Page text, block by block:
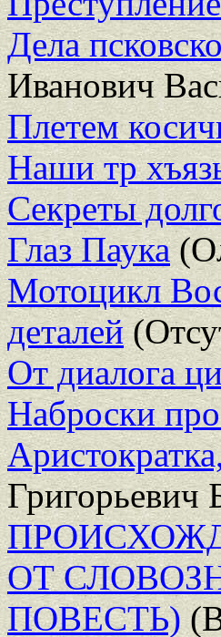
Дела
Иванович
Плетем
Наши тр
Секреты
Глаз Паука
Мотоцикл
деталей
От диалога
Наброски
Григорьевич
ОТ
ПОВЕСТЬ)